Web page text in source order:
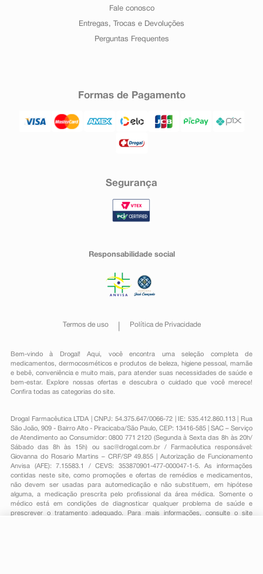
Fale conosco
Entregas, Trocas e Devoluções
Perguntas Frequentes
Formas de Pagamento
Segurança
Responsabilidade social
Termos de uso Política de Privacidade
Bem-vindo à Drogal! Aqui, você encontra uma seleção completa de
medicamentos , dermocosméticos e produtos de beleza, higiene pessoal ,mamãe
e bebê, conveniênciae muito mais, para atender suas necessidades de saúde e
bem-estar. Explore nossas ofertas e descubra o cuidado que você merece!
Confira todas as categorias do site.
Drogal Farmacêutica LTDA | CNPJ: 54.375.647/0066-72 | IE: 535.412.860.113 | Rua
São João, 909 - Bairro Alto - Piracicaba/São Paulo, CEP: 13416-585 | SAC – Serviço
de Atendimento ao Consumidor: 0800 771 2120 (Segunda à Sexta das 8h às 20h/
Sábado das 8h às 15h) ou sac@drogal.com.br/ Farmacêutica responsável:
Giovanna do Rosario Martins – CRF/SP 49.855 | Autorização de Funcionamento
Anvisa (AFE): 7.15583.1 / CEVS: 353870901-477-000047-1-5. As informações
contidas neste site, como promoções e ofertas de remédios e medicamentos,
não devem ser usadas para automedicação e não substituem, em hipótese
alguma, a medicação prescrita pelo profissional da área médica. Somente o
médico está em condições de diagnosticar qualquer problema de saúde e
prescrever o tratamento adequado. Para mais informações, consulte o site